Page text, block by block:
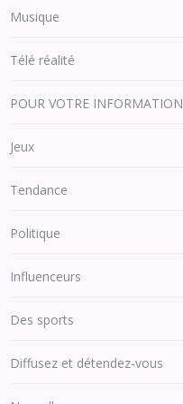
Musique
Télé réalité
POUR VOTRE INFORMATION
Jeux
Tendance
Politique
Influenceurs
Des sports
Diffusez et détendez-vous